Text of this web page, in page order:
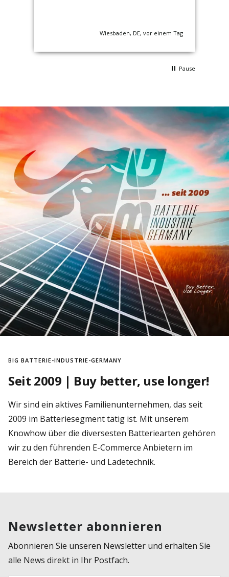
Wiesbaden, DE, vor einem Tag
Pause
BIG BATTERIE-INDUSTRIE-GERMANY
Seit 2009 | Buy better, use longer!
Wir sind ein aktives Familienunternehmen, das seit
2009 im Batteriesegment tätig ist. Mit unserem
Knowhow über die diversesten Batteriearten gehören
wir zu den führenden E-Commerce Anbietern im
Bereich der Batterie- und Ladetechnik.
Newsletter abonnieren
Abonnieren Sie unseren Newsletter und erhalten Sie
alle News direkt in Ihr Postfach.